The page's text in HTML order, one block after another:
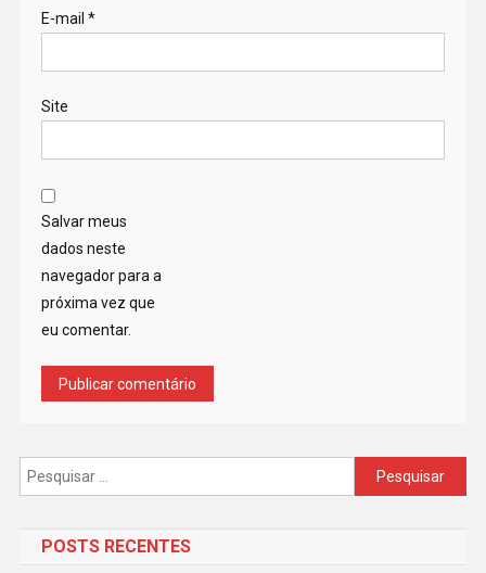
E-mail *
Site
Salvar meus
dados neste
navegador para a
próxima vez que
eu comentar.
Pesquisar
por:
POSTS RECENTES